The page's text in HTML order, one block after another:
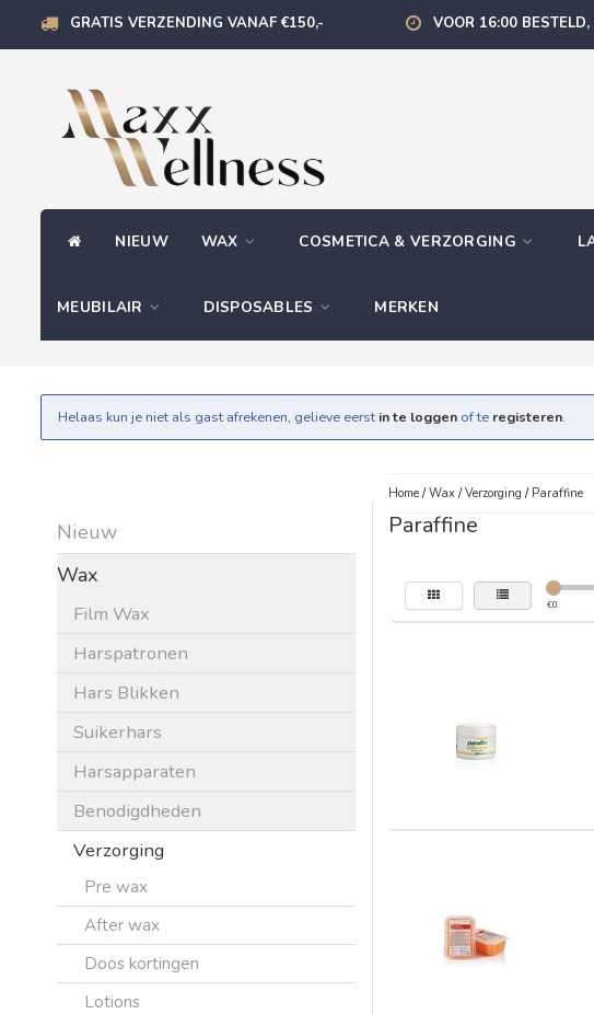
GRATIS VERZENDING VANAF €150,- VOOR 16:00
NIEUW WAX COSMETICA & VERZORGING
MEUBILAIR DISPOSABLES MERKEN
Helaas kun je niet als gast afrekenen, gelieve eerst in te loggen of te registeren.
Nieuw
Wax
Film Wax
Harspatronen
Hars Blikken
Suikerhars
Harsapparaten
Benodigdheden
Verzorging
Pre wax
After wax
Doos kortingen
Lotions
Home/Wax/Verzorging / Paraffine
Paraffine
€0